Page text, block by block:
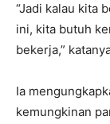
“Jadi kalau kita
ini, kita butuh
bekerja,”
Ia
kemungkinan